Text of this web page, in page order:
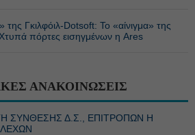
της Γκιλφόιλ-Dotsoft: Το «αίνιγμα» της
πόρτες εισηγμένων η Ares
ΑΝΑΚΟΙΝΩΣΕΙΣ
ΣΥΝΘΕΣΗΣ Δ.Σ., ΕΠΙΤΡΟΠΩΝ Η